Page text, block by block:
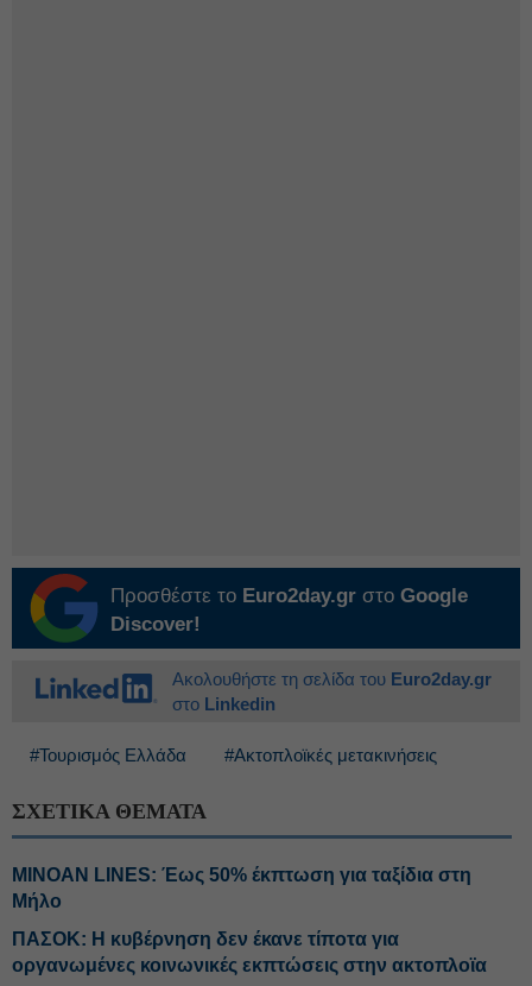
Προσθέστε το Euro2day.gr στο Google
Discover!
Ακολουθήστε τη σελίδα του Euro2day.gr
στο Linkedin
#Τουρισμός Ελλάδα #Ακτοπλοϊκές μετακινήσεις
ΣΧΕΤΙΚΑ ΘΕΜΑΤΑ
MINOAN LINES: Έως 50% έκπτωση για ταξίδια στη
Μήλο
ΠΑΣΟΚ: Η κυβέρνηση δεν έκανε τίποτα για
οργανωμένες κοινωνικές εκπτώσεις στην ακτοπλοϊα